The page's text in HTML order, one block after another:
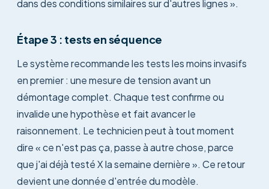
dans des conditions similaires sur d'autres lignes ».
Étape 3 : tests en séquence
Le système recommande les tests les moins invasifs
en premier : une mesure de tension avant un
démontage complet. Chaque test confirme ou
invalide une hypothèse et fait avancer le
raisonnement. Le technicien peut à tout moment
dire « ce n'est pas ça, passe à autre chose, parce
que j'ai déjà testé X la semaine dernière ». Ce retour
devient une donnée d'entrée du modèle.